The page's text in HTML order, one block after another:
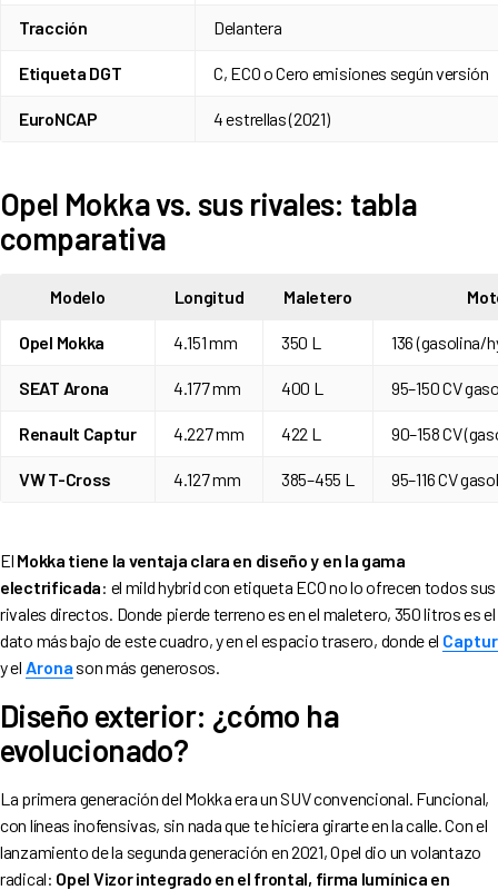
Tracción Delantera
Etiqueta DGT C, ECO o Cero emisiones según versión
EuroNCAP 4 estrellas (2021)
Opel Mokka vs. sus rivales: tabla
comparativa
Modelo Longitud Maletero
Opel Mokka 4.151 mm 350 L 136 (gasolina/
SEAT Arona 4.177 mm 400 L 95–150 CV
Renault Captur 4.227 mm 422 L 90–158 CV
VW T-Cross 4.127 mm 385–455 L 95–116 CV
El Mokka tiene la ventaja clara en diseño y en la gama
electrificada: el mild hybrid con etiqueta ECO no lo ofrecen todos sus
rivales directos. Donde pierde terreno es en el maletero, 350 litros es el
dato más bajo de este cuadro, y en el espacio trasero, donde el Captur
y el Arona son más generosos.
Diseño exterior: ¿cómo ha
evolucionado?
La primera generación del Mokka era un SUV convencional. Funcional,
con líneas inofensivas, sin nada que te hiciera girarte en la calle. Con el
lanzamiento de la segunda generación en 2021, Opel dio un volantazo
radical: Opel Vizor integrado en el frontal, firma lumínica en